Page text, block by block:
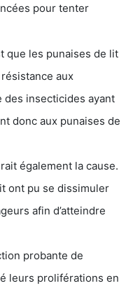
pour tenter
que les punaises de lit
aux
des insecticides ayant
donc aux punaises de
également la cause.
ont pu se dissimuler
afin d’atteindre
probante de
leurs proliférations en